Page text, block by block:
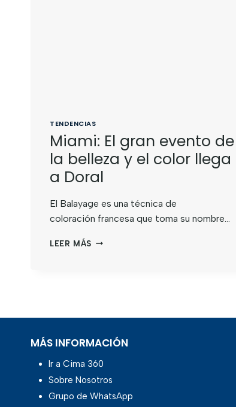
TENDENCIAS
Miami: El gran evento de
la belleza y el color llega
a Doral
El Balayage es una técnica de
coloración francesa que toma su nombre…
LEER MÁS
MÁS INFORMACIÓN
Ir a Cima 360
Sobre Nosotros
Grupo de WhatsApp